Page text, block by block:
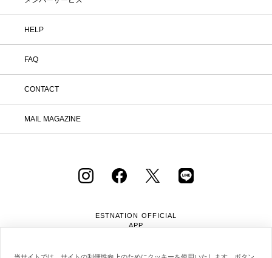
HELP
FAQ
CONTACT
MAIL MAGAZINE
ESTNATION OFFICIAL
APP